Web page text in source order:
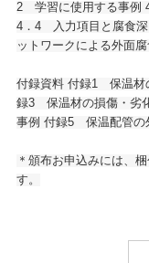
2 学習に使用する事例
4．4 入力項目と腐食
ットワークによる外面
付録資料 付録1 保温材
録3 保温材の損傷・劣
事例 付録5 保温配管の
＊頒布お申込みには、
す。